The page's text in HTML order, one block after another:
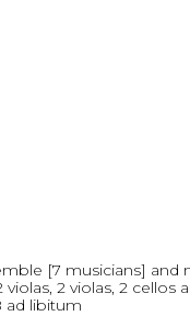
[7 musicians] and
violas, 2 violas, 2 cellos
ad libitum